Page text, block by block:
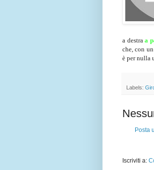
a destra a
che, con
è per nulla
Labels:
Posta
Iscriviti a: